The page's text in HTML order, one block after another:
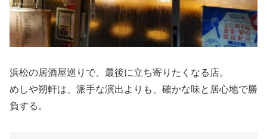
浜松の居酒屋巡りで、最後に立ち寄りたくなる店。
めしや朔軒は、派手な演出よりも、確かな味と居心地で勝
負する。